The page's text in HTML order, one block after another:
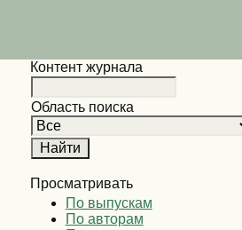
Контент журнала
Область поиска
Просматривать
По выпускам
По авторам